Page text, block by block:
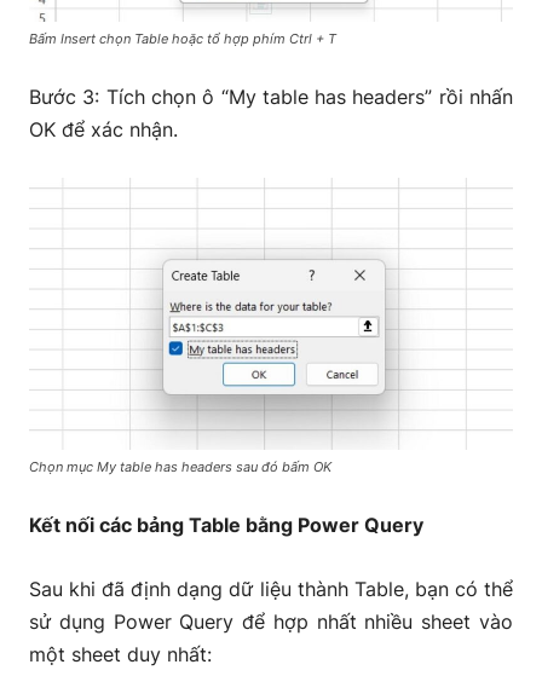
Bấm Insert chọn Table hoặc tổ hợp phím Ctrl + T
Bước 3: Tích chọn ô “My table has headers” rồi nhấn
OK để xác nhận.
Chọn mục My table has headers sau đó bấm OK
Kết nối các bảng Table bằng Power Query
Sau khi đã định dạng dữ liệu thành Table, bạn có thể
sử dụng Power Query để hợp nhất nhiều sheet vào
một sheet duy nhất: